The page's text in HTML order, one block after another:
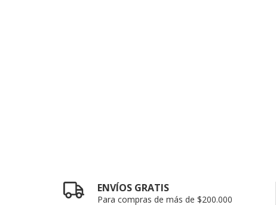
ENVÍOS GRATIS
Para compras de más de $200.000